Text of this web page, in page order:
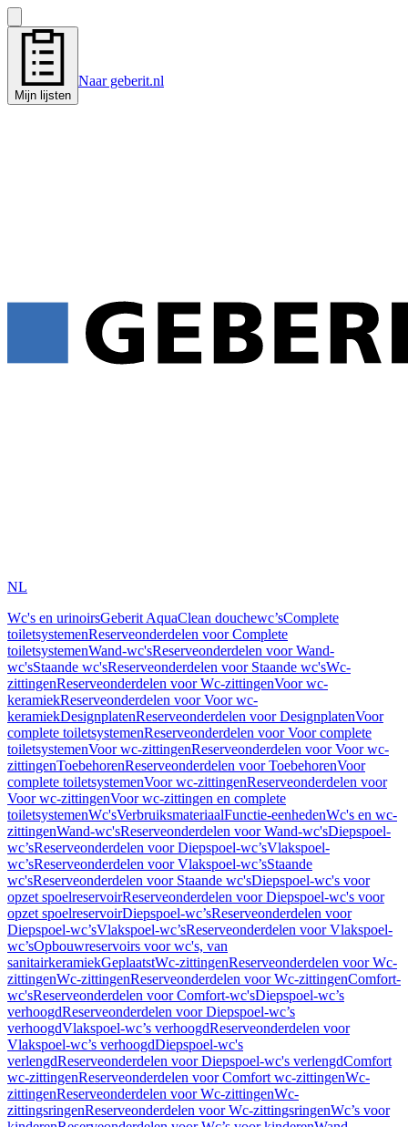
Mijn lijsten
Naar geberit.nl
NL
Wc's en urinoirsGeberit AquaClean douchewc’sComplete
toiletsystemenReserveonderdelen voor Complete
toiletsystemenWand-wc'sReserveonderdelen voor Wand-
wc'sStaande wc'sReserveonderdelen voor Staande wc'sWc-
zittingenReserveonderdelen voor Wc-zittingenVoor wc-
keramiekReserveonderdelen voor Voor wc-
keramiekDesignplatenReserveonderdelen voor DesignplatenVoor
complete toiletsystemenReserveonderdelen voor Voor complete
toiletsystemenVoor wc-zittingenReserveonderdelen voor Voor wc-
zittingenToebehorenReserveonderdelen voor ToebehorenVoor
complete toiletsystemenVoor wc-zittingenReserveonderdelen voor
Voor wc-zittingenVoor wc-zittingen en complete
toiletsystemenWc'sVerbruiksmateriaalFunctie-eenhedenWc's en wc-
zittingenWand-wc'sReserveonderdelen voor Wand-wc'sDiepspoel-
wc’sReserveonderdelen voor Diepspoel-wc’sVlakspoel-
wc’sReserveonderdelen voor Vlakspoel-wc’sStaande
wc'sReserveonderdelen voor Staande wc'sDiepspoel-wc's voor
opzet spoelreservoirReserveonderdelen voor Diepspoel-wc's voor
opzet spoelreservoirDiepspoel-wc’sReserveonderdelen voor
Diepspoel-wc’sVlakspoel-wc’sReserveonderdelen voor Vlakspoel-
wc’sOpbouwreservoirs voor wc's, van
sanitairkeramiekGeplaatstWc-zittingenReserveonderdelen voor Wc-
zittingenWc-zittingenReserveonderdelen voor Wc-zittingenComfort-
wc'sReserveonderdelen voor Comfort-wc'sDiepspoel-wc’s
verhoogdReserveonderdelen voor Diepspoel-wc’s
verhoogdVlakspoel-wc’s verhoogdReserveonderdelen voor
Vlakspoel-wc’s verhoogdDiepspoel-wc's
verlengdReserveonderdelen voor Diepspoel-wc's verlengdComfort
wc-zittingenReserveonderdelen voor Comfort wc-zittingenWc-
zittingenReserveonderdelen voor Wc-zittingenWc-
zittingsringenReserveonderdelen voor Wc-zittingsringenWc’s voor